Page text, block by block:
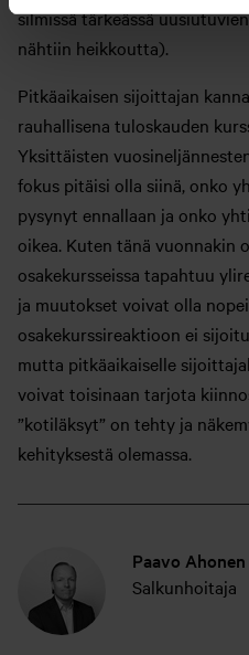
silmissä tärkeässä
nähtiin heikkoutta).
Pitkäaikaisen sijoittajan
rauhallisena tuloskauden
Yksittäisten
fokus pitäisi olla siinä, onko
pysynyt ennallaan ja onko
oikea. Kuten tänä vuonnakin
osakekursseissa tapahtuu
ja muutokset voivat olla
osakekurssireaktioon ei
mutta pitkäaikaiselle
voivat toisinaan tarjota
”kotiläksyt” on tehty ja
kehityksestä olemassa.
Paavo Ahonen
Salkunhoitaja